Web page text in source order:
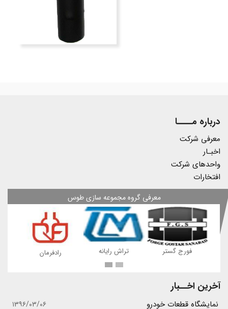
درباره مــــا
معرفی شرکت
اخبـار
واحدهای شرکت
افتخارات
معرفی گروه مجموعه سازی طوس
رادفرمان تراش رایانه فورج گستر
آخرین اخــبار
نمایشگاه قطعات خودرو ۱۳۹۶/۰۳/۰۶